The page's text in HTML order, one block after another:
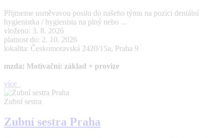
Přijmeme usměvavou posilu do našeho týmu na pozici dentální
hygienistka / hygienista na plný nebo ...
vloženo: 3. 8. 2026
platnost do: 2. 10. 2026
lokalita: Českomoravská 2420/15a, Praha 9
mzda: Motivační: základ + provize
více
Zubní sestra
Zubní sestra Praha